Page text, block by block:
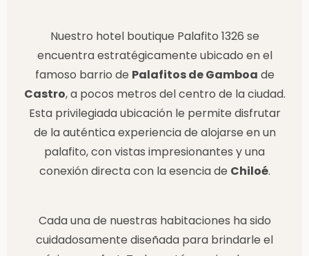
Nuestro hotel boutique Palafito 1326 se
encuentra estratégicamente ubicado en el
famoso barrio de Palafitos de Gamboa de
Castro, a pocos metros del centro de la ciudad.
Esta privilegiada ubicación le permite disfrutar
de la auténtica experiencia de alojarse en un
palafito, con vistas impresionantes y una
conexión directa con la esencia de Chiloé.
Cada una de nuestras habitaciones ha sido
cuidadosamente diseñada para brindarle el